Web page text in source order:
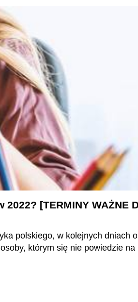
[TERMINY WAŻNE
polskiego, w kolejnych dniach
którym się nie powiedzie